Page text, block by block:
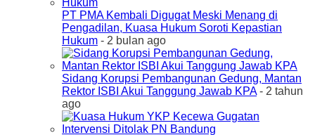
PT PMA Kembali Digugat Meski Menang di
Pengadilan, Kuasa Hukum Soroti Kepastian
Hukum - 2 bulan ago
Sidang Korupsi Pembangunan Gedung, Mantan
Rektor ISBI Akui Tanggung Jawab KPA- 2 tahun
ago